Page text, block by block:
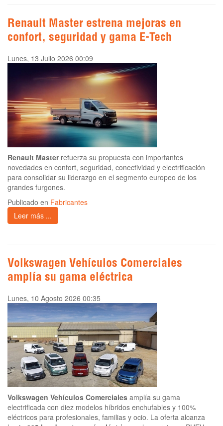
Renault Master estrena mejoras en
confort, seguridad y gama E-Tech
Lunes, 13 Julio 2026 00:09
Renault Masterrefuerza su propuesta con importantes
novedades en confort, seguridad, conectividad y electrificación
para consolidar su liderazgo en el segmento europeo de los
grandes furgones.
Publicado en Fabricantes
Leer más ...
Volkswagen Vehículos Comerciales
amplía su gama eléctrica
Lunes, 10 Agosto 2026 00:35
Volkswagen Vehículos Comerciales amplía su gama
electrificada con diez modelos híbridos enchufables y 100%
eléctricos para profesionales, familias y ocio. La oferta alcanza